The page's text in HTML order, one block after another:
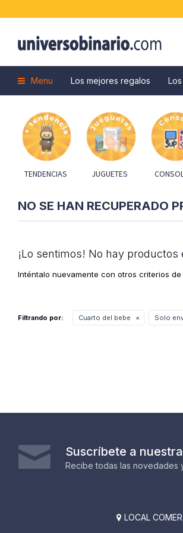
Menu Los mejores regalos
TENDENCIAS JUGUETES
NO SE HAN RECUPERADO
¡Lo sentimos! No hay productos
Inténtalo nuevamente con otros criterios
Filtrando por: Cuarto del bebe Solo
Suscríbete a
Recibe todas las novedades
 LOCAL